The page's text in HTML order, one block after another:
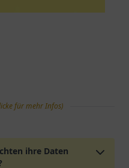
für mehr Infos)
ihre Daten